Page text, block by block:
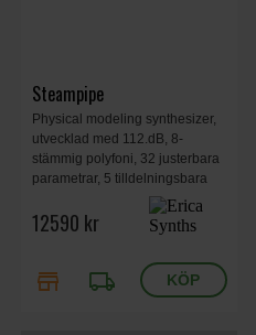
Steampipe
Physical modeling synthesizer,
utvecklad med 112.dB, 8-
stämmig polyfoni, 32 justerbara
parametrar, 5 tilldelningsbara
moduleringsmatris, 64
fabriksinställningar, 192
Thru/ut, 45,5cm x 27cm x 7cm,
12590 kr
store local_shipping